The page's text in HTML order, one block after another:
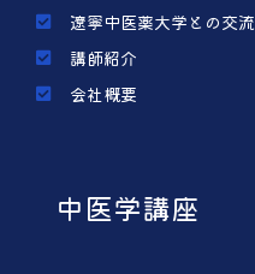
遼寧中医薬大学との交流
講師紹介
会社概要
中医学講座